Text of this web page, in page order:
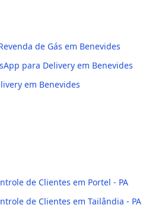
de Gás em Benevides
para Delivery em Benevides
em Benevides
de Clientes em Portel - PA
de Clientes em Tailândia - PA